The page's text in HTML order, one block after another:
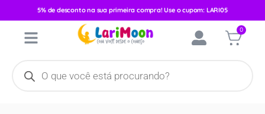
5% de desconto na sua primeira compra! Use o cupom: LARI05
0
Categoria:Traveling